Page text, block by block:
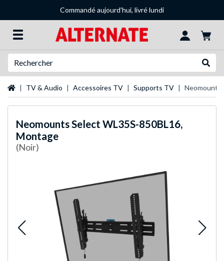
Commandé aujourd'hui, livré lundi
Page d'accueil
TV & Audio Accessoires TV Supports TV Neomounts
NeomountsSelect WL35S-850BL16,
Montage
(Noir)